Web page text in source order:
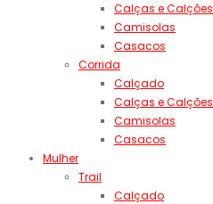
Calças e Calções
Camisolas
Casacos
Corrida
Calçado
Calças e Calções
Camisolas
Casacos
Mulher
Trail
Calçado